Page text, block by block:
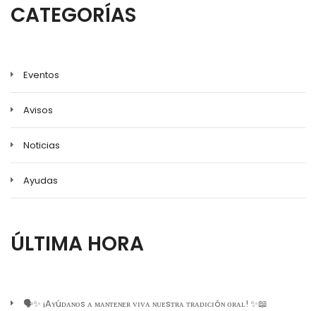
CATEGORÍAS
Eventos
Avisos
Noticias
Ayudas
ÚLTIMA HORA
🗣️✨ ¡Aʏúᴅᴀɴᴏs ᴀ ᴍᴀɴᴛᴇɴᴇʀ ᴠɪᴠᴀ ɴᴜᴇsᴛʀᴀ ᴛʀᴀᴅɪᴄɪóɴ ᴏʀᴀʟ! ✨📖